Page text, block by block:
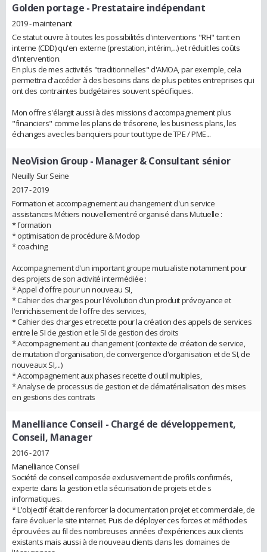
Golden portage - Prestataire indépendant
2019 - maintenant
Ce statut ouvre à toutes les possibilités d'interventions "RH" tant en
interne (CDD) qu'en externe (prestation, intérim,...) et réduit les coûts
d'intervention.
En plus de mes activités "traditionnelles" d'AMOA, par exemple, cela
permettra d'accéder à des besoins dans de plus petites entreprises qui
ont des contraintes budgétaires souvent spécifiques.
Mon offre s'élargit aussi à des missions d'accompagnement plus
"financiers" comme les plans de trésorerie, les business plans, les
échanges avec les banquiers pour tout type de TPE / PME...
NeoVision Group - Manager & Consultant sénior
Neuilly Sur Seine
2017 - 2019
Formation et accompagnement au changement d'un service
assistances Métiers nouvellement ré organisé dans Mutuelle :
* formation
* optimisation de procédure & Modop
* coaching
Accompagnement d'un important groupe mutualiste notamment pour
des projets de son activité intermédiée :
* Appel d'offre pour un nouveau SI,
* Cahier des charges pour l'évolution d'un produit prévoyance et
l'enrichissement de l'offre des services,
* Cahier des charges et recette pour la création des appels de services
entre le SI de gestion et le SI de gestion des droits
* Accompagnement au changement (contexte de création de service,
de mutation d'organisation, de convergence d'organisation et de SI, de
nouveaux SI,...)
* Accompagnement aux phases recette d'outil multiples,
* Analyse de processus de gestion et de dématérialisation des mises
en gestions des contrats
Manelliance Conseil - Chargé de développement,
Conseil, Manager
2016 - 2017
Manelliance Conseil
Société de conseil composée exclusivement de profils confirmés,
experte dans la gestion et la sécurisation de projets et de s
informatiques.
* L'objectif était de renforcer la documentation projet et commerciale, de
faire évoluer le site internet. Puis de déployer ces forces et méthodes
éprouvées au fil des nombreuses années d'expériences aux clients
existants mais aussi à de nouveau clients dans les domaines de